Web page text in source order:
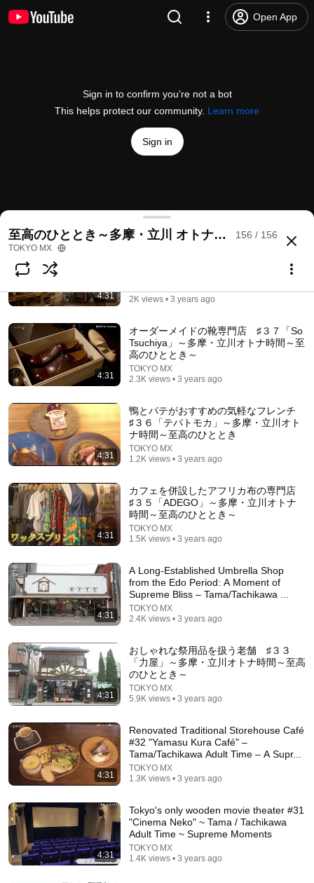
Open App
Sign in to confirm you’re not a bot
This helps protect our community. Learn more
Sign in
至高のひととき～多摩・立川オトナ時間～＃１「
@tokyomx 30 likes
Subscribe
Comment...
通訳いたします」と財閥会長に告げた瞬間、全員が嘲
笑した。しかし5分後、その場は静まり返った。#動
エピソード#老後の物語 #家族の物語
語り茶屋
New
134K views
yourself!! Interviewing an 86-year-old woman abou...
年金額聞いてもいいですか
Auto-dubbed
1.2M views
至高のひととき～多摩・立川 オトナ時間～156 / 156
TOKYO MX
シンメルピアノも扱う東京国立まちのピ
アノ屋さん ♯４１「ムサシ楽器」 ～
多摩・立川オトナ時間～至高のひととき
名物のサンドイッチを求めてブックカフ
ェへ ♯４０「マルベリーフィールド」
～多摩・立川オトナ時間～至高のひとと
き～
TOKYO MX
2.3K views • 3 years ago
TOKYO MX
1.7K views • 3 years ago
4:31
♯３８「Dried flower natur」～多摩・立
2K views • 3 years ago
4:31
オーダーメイドの靴専門店 ♯３７「So
Tsuchiya」～多摩・立川オトナ時間～至
高のひととき～
TOKYO MX
2.3K views • 3 years ago
4:31
鴨とパテがおすすめの気軽なフレンチ
♯３６「テパトモカ」～多摩・立川オト
ナ時間～至高のひととき
TOKYO MX
1.2K views • 3 years ago
4:31
カフェを併設したアフリカ布の専門店
♯３５「ADEGO」～多摩・立川オトナ
時間～至高のひととき～
TOKYO MX
1.5K views • 3 years ago
4:31
A Long-Established Umbrella Shop
from the Edo Period: A Moment of
Supreme Bliss – Tama/Tachikawa ...
TOKYO MX
2.4K views • 3 years ago
4:31
おしゃれな祭用品を扱う老舗 ♯３３
「力屋」～多摩・立川オトナ時間～至高
のひととき～
TOKYO MX
5.9K views • 3 years ago
4:31
Renovated Traditional Storehouse Café
#32 "Yamasu Kura Café" –
Tama/Tachikawa Adult Time – A Supr...
TOKYO MX
1.3K views • 3 years ago
4:31
Tokyo's only wooden movie theater #31
"Cinema Neko" ~ Tama / Tachikawa
Adult Time ~ Supreme Moments
TOKYO MX
1.4K views • 3 years ago